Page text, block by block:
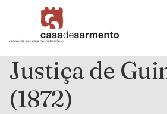
Justiça de
(1872)